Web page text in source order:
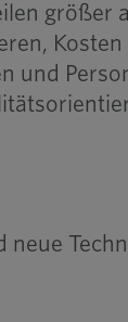
größer
Kosten
und